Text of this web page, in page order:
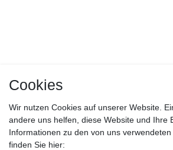
Cookies
Wir nutzen Cookies auf unserer Website.
andere uns helfen, diese Website und Ihre
Informationen zu den von uns
finden Sie hier: